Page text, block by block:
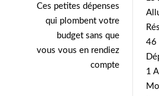
Ces petites dépenses
qui plombent votre
budget sans que
vous vous en rendiez
compte
46
1